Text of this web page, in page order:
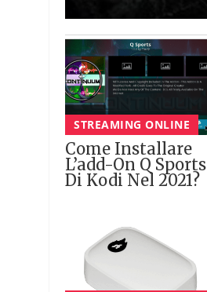
STREAMING ONLINE
Come Installare
L’add-On Q Sports
Di Kodi Nel 2021?